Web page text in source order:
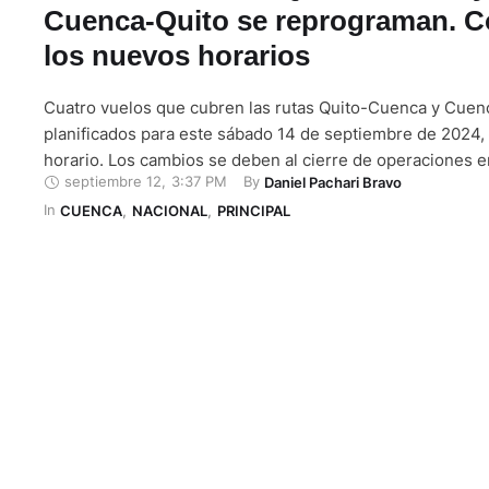
Cuenca-Quito se reprograman.
los nuevos horarios
Cuatro vuelos que cubren las rutas Quito-Cuenca y
planificados para este sábado 14 de septiembre de
horario. Los cambios se deben al cierre de operaciones
aeropuerto Mariscal Sucre por la ejecución de obras de
en la pista de la terminal, que se desarrollarán desde las
septiembre 12 3:37 PM By Daniel Pachari Bravo
In CUENCA, NACIONAL, PRINCIPAL